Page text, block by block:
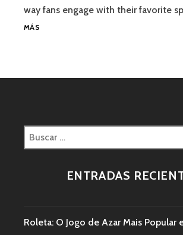
way fans engage with their favorite
MÁS
ENTRADAS
Roleta: O Jogo de Azar Mais Popular